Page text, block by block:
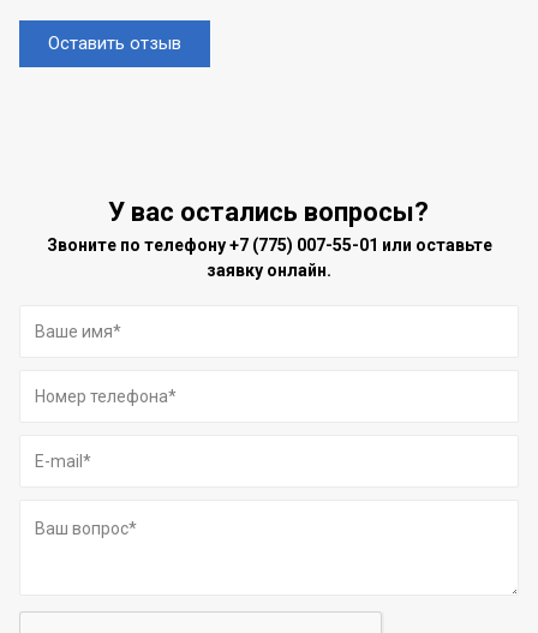
Оставить отзыв
У вас остались вопросы?
Звоните по телефону+7 (775) 007-55-01 или оставьте
заявку онлайн.